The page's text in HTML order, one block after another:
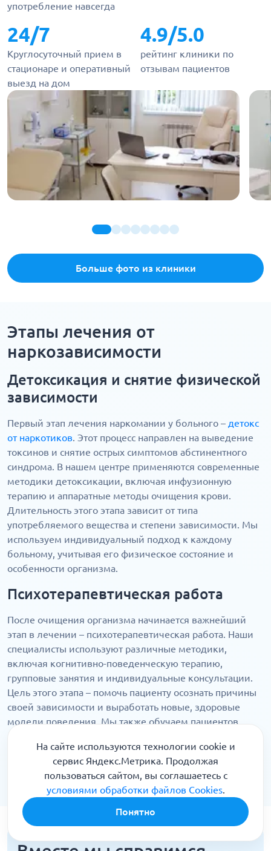
употребление навсегда
24/7
Круглосуточный прием в
стационаре и оперативный
выезд на дом
4.9/5.0
рейтинг клиники по
отзывам пациентов
Больше фото из клиники
Этапы лечения от
наркозависимости
Детоксикация и снятие физической
зависимости
Первый этап лечения наркомании у больного – детокс
от наркотиков. Этот процесс направлен на выведение
токсинов и снятие острых симптомов абстинентного
синдрома. В нашем центре применяются современные
методики детоксикации, включая инфузионную
терапию и аппаратные методы очищения крови.
Длительность этого этапа зависит от типа
употребляемого вещества и степени зависимости. Мы
используем индивидуальный подход к каждому
больному, учитывая его физическое состояние и
особенности организма.
Психотерапевтическая работа
После очищения организма начинается важнейший
этап в лечении – психотерапевтическая работа. Наши
специалисты используют различные методики,
включая когнитивно-поведенческую терапию,
групповые занятия и индивидуальные консультации.
Цель этого этапа – помочь пациенту осознать причины
своей зависимости и выработать новые, здоровые
модели поведения. Мы также обучаем пациентов
способствует лечению, а именно справляться с
жизненными трудностями без обращения к
наркотикам.
На сайте используются технологии cookie и
сервис Яндекс.Метрика. Продолжая
пользоваться сайтом, вы соглашаетесь с
условиями обработки файлов Cookies.
Понятно